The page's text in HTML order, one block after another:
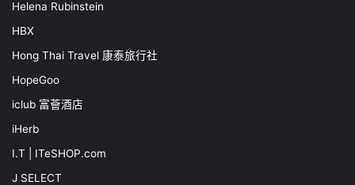
Helena Rubinstein
HBX
Hong Thai Travel 康泰旅行社
HopeGoo
iclub 富薈酒店
iHerb
I.T | ITeSHOP.com
J SELECT